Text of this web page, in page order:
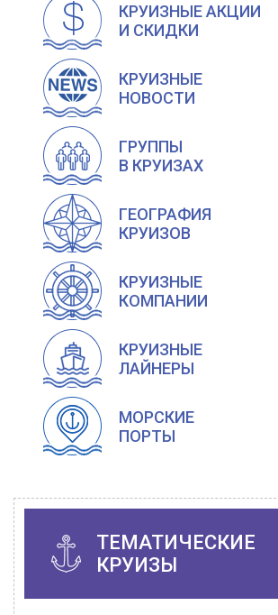
КРУИЗНЫЕ АКЦИИ
И СКИДКИ
КРУИЗНЫЕ
НОВОСТИ
ГРУППЫ
В КРУИЗАХ
ГЕОГРАФИЯ
КРУИЗОВ
КРУИЗНЫЕ
КОМПАНИИ
КРУИЗНЫЕ
ЛАЙНЕРЫ
МОРСКИЕ
ПОРТЫ
ТЕМАТИЧЕСКИЕ
КРУИЗЫ